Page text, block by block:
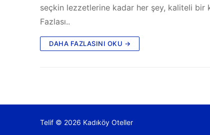
seçkin lezzetlerine kadar her şey, kaliteli bir
Fazlası..
DAHA FAZLASINI OKU →
Telif © 2026 Kadıköy Oteller